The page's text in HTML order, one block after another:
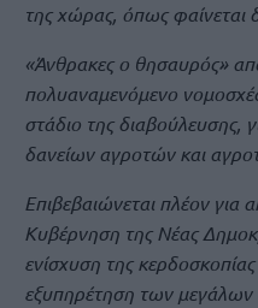
της χώρας, όπως φαίνεται
«Άνθρακες ο θησαυρός»
πολυαναμενόμενο
στάδιο της διαβούλευσης,
δανείων αγροτών και
Επιβεβαιώνεται πλέον για
Κυβέρνηση της Νέας
ενίσχυση της
εξυπηρέτηση των